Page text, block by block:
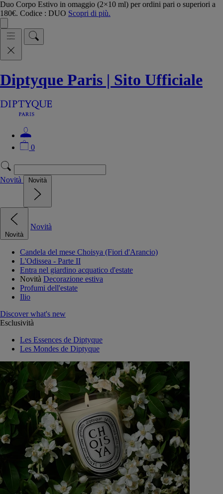
Duo Corpo Estivo in omaggio (2×10 ml) per ordini pari o superiori a
180€. Codice : DUO Scopri di più.
Diptyque Paris | Sito Ufficiale
0
Novità Novità
Novità
Novità
Candela del mese Choisya (Fiori d'Arancio)
L'Odissea - Parte II
Entra nel giardino acquatico d'estate
Novità Decorazione estiva
Profumi dell'estate
Ilio
Discover what's new
Esclusività
Les Essences de Diptyque
Les Mondes de Diptyque